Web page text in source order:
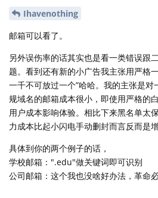
Ihavenothing
邮箱可以看了。
另外误伤率的话其实也是看一类错误跟
题。看到还有新的小广告我主张用严格
一千不可放过一个”哈哈。我的主张是
规域名的邮箱成本很小，即使用严格的
用户成本影响体验。相比下来黑名单太
力成本比起小闪电手动删封而言反而是增
具体到你的两个例子的话，
学校邮箱：".edu"做关键词即可识别
公司邮箱：这个我也没啥好办法，革命必